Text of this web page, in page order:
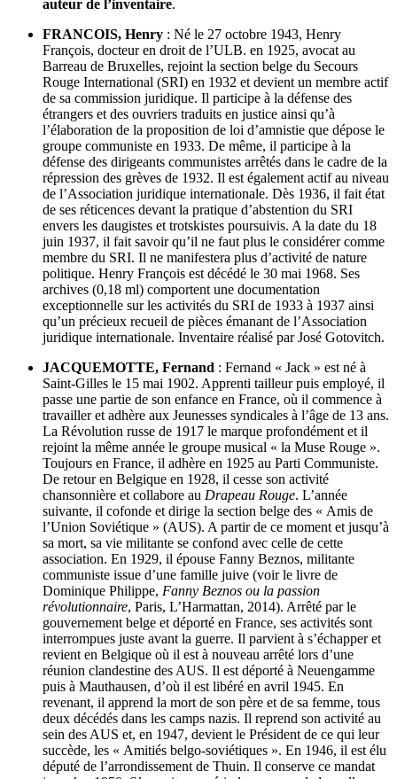
auteur de l’inventaire.
FRANCOIS, Henry : Né le 27 octobre 1943, Henry
François, docteur en droit de l’ULB. en 1925, avocat au
Barreau de Bruxelles, rejoint la section belge du Secours
Rouge International (SRI) en 1932 et devient un membre actif
de sa commission juridique. Il participe à la défense des
étrangers et des ouvriers traduits en justice ainsi qu’à
l’élaboration de la proposition de loi d’amnistie que dépose le
groupe communiste en 1933. De même, il participe à la
défense des dirigeants communistes arrêtés dans le cadre de la
répression des grèves de 1932. Il est également actif au niveau
de l’Association juridique internationale. Dès 1936, il fait état
de ses réticences devant la pratique d’abstention du SRI
envers les daugistes et trotskistes poursuivis. A la date du 18
juin 1937, il fait savoir qu’il ne faut plus le considérer comme
membre du SRI. Il ne manifestera plus d’activité de nature
politique. Henry François est décédé le 30 mai 1968. Ses
archives (0,18 ml) comportent une documentation
exceptionnelle sur les activités du SRI de 1933 à 1937 ainsi
qu’un précieux recueil de pièces émanant de l’Association
juridique internationale. Inventaire réalisé par José Gotovitch.
JACQUEMOTTE, Fernand : Fernand « Jack » est né à
Saint-Gilles le 15 mai 1902. Apprenti tailleur puis employé, il
passe une partie de son enfance en France, où il commence à
travailler et adhère aux Jeunesses syndicales à l’âge de 13 ans.
La Révolution russe de 1917 le marque profondément et il
rejoint la même année le groupe musical « la Muse Rouge ».
Toujours en France, il adhère en 1925 au Parti Communiste.
De retour en Belgique en 1928, il cesse son activité
chansonnière et collabore au Drapeau Rouge. L’année
suivante, il cofonde et dirige la section belge des « Amis de
l’Union Soviétique » (AUS). A partir de ce moment et jusqu’à
sa mort, sa vie militante se confond avec celle de cette
association. En 1929, il épouse Fanny Beznos, militante
communiste issue d’une famille juive (voir le livre de
Dominique Philippe, Fanny Beznos ou la passion
révolutionnaire, Paris, L’Harmattan, 2014). Arrêté par le
gouvernement belge et déporté en France, ses activités sont
interrompues juste avant la guerre. Il parvient à s’échapper et
revient en Belgique où il est à nouveau arrêté lors d’une
réunion clandestine des AUS. Il est déporté à Neuengamme
puis à Mauthausen, d’où il est libéré en avril 1945. En
revenant, il apprend la mort de son père et de sa femme, tous
deux décédés dans les camps nazis. Il reprend son activité au
sein des AUS et, en 1947, devient le Président de ce qui leur
succède, les « Amitiés belgo-soviétiques ». En 1946, il est élu
député de l’arrondissement de Thuin. Il conserve ce mandat